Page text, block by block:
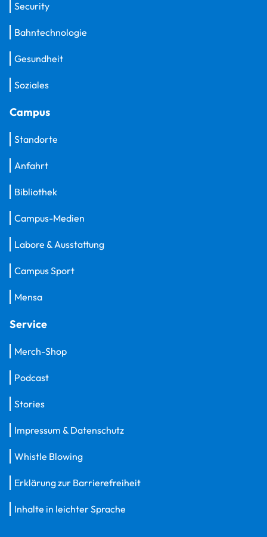
Security
Bahntechnologie
Gesundheit
Soziales
Campus
Standorte
Anfahrt
Bibliothek
Campus-Medien
Labore & Ausstattung
Campus Sport
Mensa
Service
Merch-Shop
Podcast
Stories
Impressum & Datenschutz
Whistle Blowing
Erklärung zur Barrierefreiheit
Inhalte in leichter Sprache